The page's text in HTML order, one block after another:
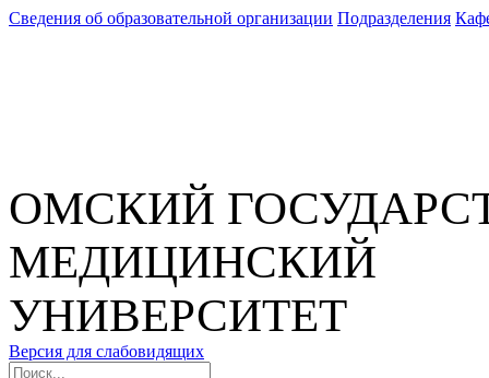
Сведения об образовательной организации Подразделения
ОМСКИЙ
МЕДИЦИНСКИЙ
УНИВЕРСИТЕТ
Версия для слабовидящих